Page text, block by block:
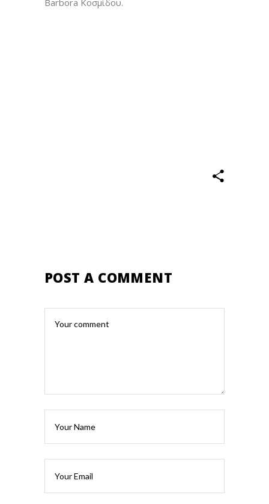
POST A COMMENT